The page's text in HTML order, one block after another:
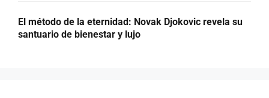
El método de la eternidad: Novak Djokovic revela su
santuario de bienestar y lujo